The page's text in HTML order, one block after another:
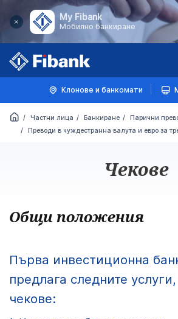
My Fibank
Мобилно банкиране
Клонове и банкомати
Частни лица Банкиране
Парични
Преводи в чуждестранна валута и евро за
Чекове
Общи положения
Първа инвестиционна
предлага следните
чекове: